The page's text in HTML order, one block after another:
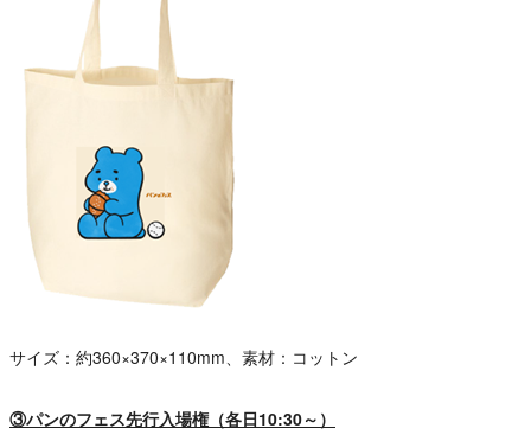
サイズ：約360×370×110mm、素材：コットン
③パンのフェス先行入場権（各日10:30～）